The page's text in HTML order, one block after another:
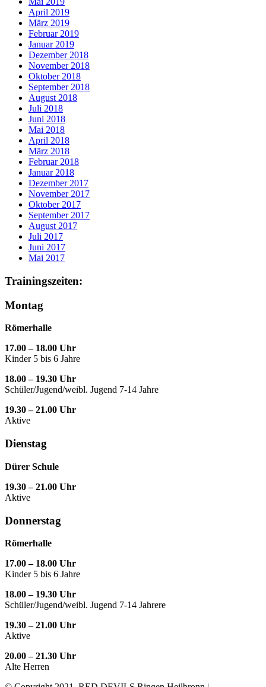
April 2019
März 2019
Februar 2019
Januar 2019
Dezember 2018
November 2018
Oktober 2018
September 2018
August 2018
Juli 2018
Juni 2018
Mai 2018
April 2018
März 2018
Februar 2018
Januar 2018
Dezember 2017
November 2017
Oktober 2017
September 2017
August 2017
Juli 2017
Juni 2017
Mai 2017
Trainingszeiten:
Montag
Römerhalle
17.00 – 18.00 Uhr
Kinder 5 bis 6 Jahre
18.00 – 19.30 Uhr
Schüler/Jugend/weibl. Jugend 7-14 Jahre
19.30 – 21.00 Uhr
Aktive
Dienstag
Dürer Schule
19.30 – 21.00 Uhr
Aktive
Donnerstag
Römerhalle
17.00 – 18.00 Uhr
Kinder 5 bis 6 Jahre
18.00 – 19.30 Uhr
Schüler/Jugend/weibl. Jugend 7-14 Jahrere
19.30 – 21.00 Uhr
Aktive
20.00 – 21.30 Uhr
Alte Herren